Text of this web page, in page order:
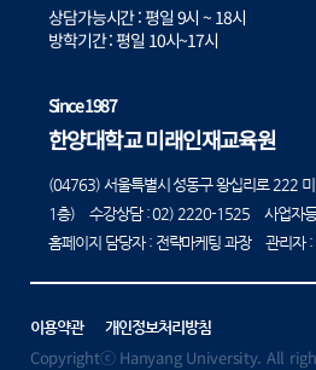
상담가능시간 : 평일 9시 ~ 18시
방학기간 : 평일 10시~17시
Since 1987
한양대학교 미래인재교육원
(04763) 서울특별시 성동구 왕십리로 222
1층) 수강상담 :02) 2220-1525사업자등
홈페이지 담당자 : 전략마케팅 과장 관리자
이용약관 개인정보처리방침
Copyrightⓒ Hanyang University. All